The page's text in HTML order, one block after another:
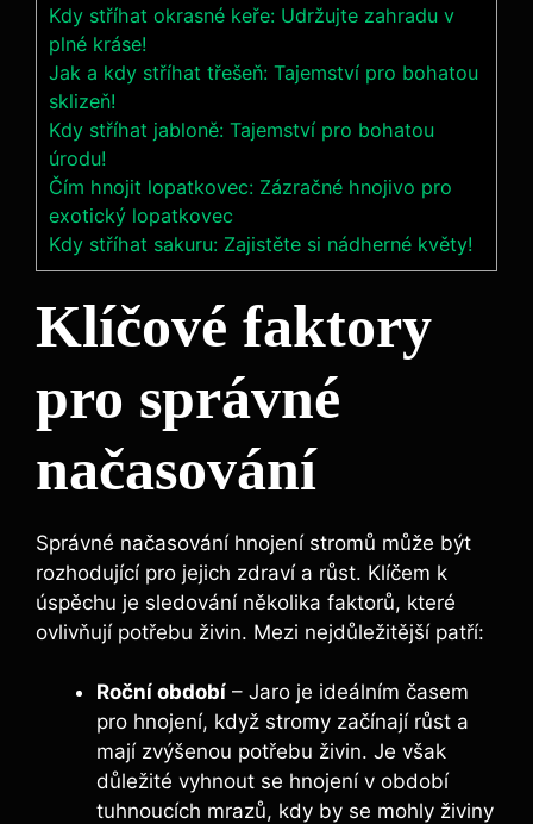
Kdy stříhat okrasné keře: Udržujte zahradu v
plné kráse!
Jak a kdy stříhat třešeň: Tajemství pro bohatou
sklizeň!
Kdy stříhat jabloně: Tajemství pro bohatou
úrodu!
Čím hnojit lopatkovec: Zázračné hnojivo pro
exotický lopatkovec
Kdy stříhat sakuru: Zajistěte si nádherné květy!
Klíčové faktory
pro správné
načasování
Správné načasování hnojení stromů může být
rozhodující pro jejich zdraví a růst. Klíčem‍ k
úspěchu je sledování několika faktorů, které
ovlivňují potřebu​ živin. Mezi nejdůležitější patří:
Roční období –⁢ Jaro je ⁤ideálním časem‍
pro hnojení, ⁣když stromy začínají růst‌ a
mají zvýšenou ⁣potřebu ⁤živin. Je však
důležité ⁤vyhnout se hnojení v období
tuhnoucích⁤ mrazů, kdy by se mohly​ živiny